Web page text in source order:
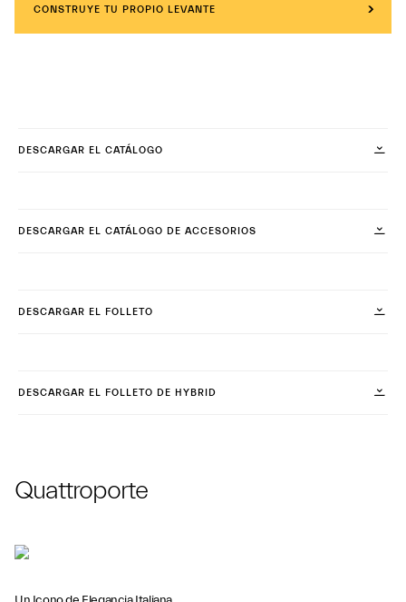
CONSTRUYE TU PROPIO LEVANTE
DESCARGAR EL CATÁLOGO
DESCARGAR EL CATÁLOGO DE ACCESORIOS
DESCARGAR EL FOLLETO
DESCARGAR EL FOLLETO DE HYBRID
Quattroporte